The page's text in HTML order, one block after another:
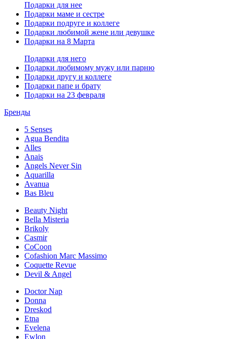
Подарки для нее
Подарки маме и сестре
Подарки подруге и коллеге
Подарки любимой жене или девушке
Подарки на 8 Марта
Подарки для него
Подарки любимому мужу или парню
Подарки другу и коллеге
Подарки папе и брату
Подарки на 23 февраля
Бренды
5 Senses
Agua Bendita
Alles
Anais
Angels Never Sin
Aquarilla
Avanua
Bas Bleu
Beauty Night
Bella Misteria
Brikoly
Casmir
CoCoon
Cofashion Marc Massimo
Coquette Revue
Devil & Angel
Doctor Nap
Donna
Dreskod
Etna
Evelena
Ewlon